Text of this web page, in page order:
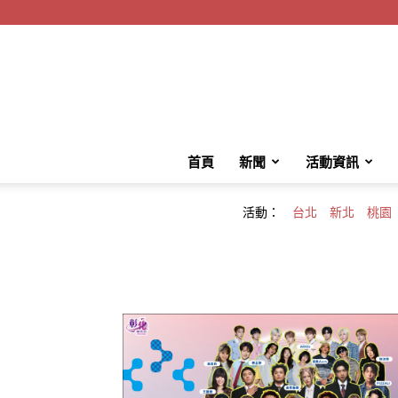
首頁 新聞 活動資訊
活動： 台北 新北 桃園